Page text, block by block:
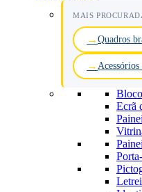
MAIS
Quadros
Acessórios
Ecrã